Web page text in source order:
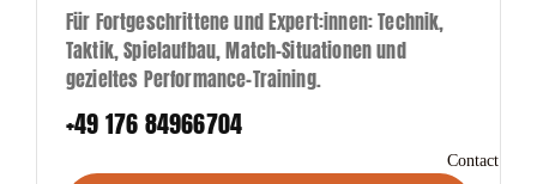
Contact
Für Fortgeschrittene und Expert:innen: Technik,
Taktik, Spielaufbau, Match-Situationen und
gezieltes Performance-Training.
+49 176 84966704